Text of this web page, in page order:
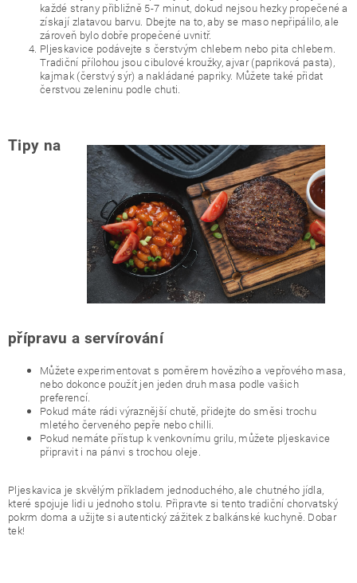
každé strany přibližně 5-7 minut, dokud nejsou hezky propečené a
získají zlatavou barvu. Dbejte na to, aby se maso nepřipálilo, ale
zároveň bylo dobře propečené uvnitř.
Pljeskavice podávejte s čerstvým chlebem nebo pita chlebem.
Tradiční přílohou jsou cibulové kroužky, ajvar (papriková pasta),
kajmak (čerstvý sýr) a nakládané papriky. Můžete také přidat
čerstvou zeleninu podle chuti.
Tipy na
přípravu a servírování
Můžete experimentovat s poměrem hovězího a vepřového masa,
nebo dokonce použít jen jeden druh masa podle vašich
preferencí.
Pokud máte rádi výraznější chutě, přidejte do směsi trochu
mletého červeného pepře nebo chilli.
Pokud nemáte přístup k venkovnímu grilu, můžete pljeskavice
připravit i na pánvi s trochou oleje.
Pljeskavica je skvělým příkladem jednoduchého, ale chutného jídla,
které spojuje lidi u jednoho stolu. Připravte si tento tradiční chorvatský
pokrm doma a užijte si autentický zážitek z balkánské kuchyně. Dobar
tek!